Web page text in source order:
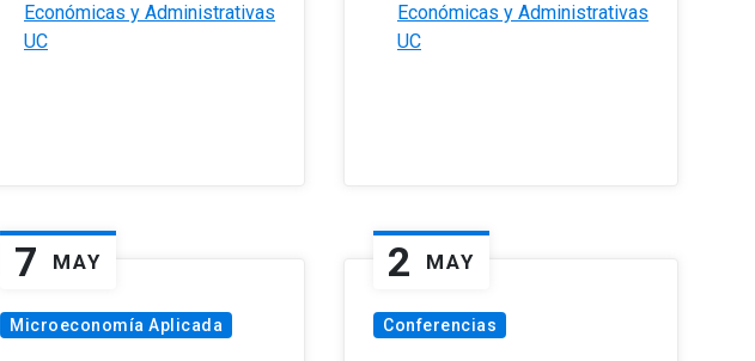
Económicas y Administrativas
UC
Económicas y Administrativas
UC
7 MAY
Microeconomía Aplicada
2 MAY
Conferencias